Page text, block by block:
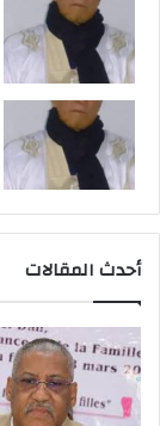
أحدث المقالات